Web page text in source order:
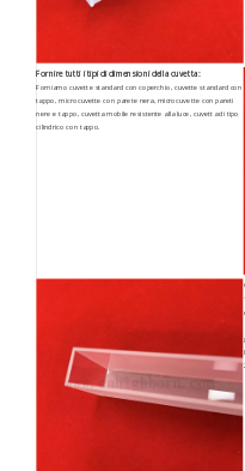
Fornire tutti i tipi di dimensioni della cuvetta:
Forniamo cuvette standard con coperchio, cuvette standard con
tappo, microcuvette con parete nera, microcuvette con pareti
nere e tappo, cuvetta mobile resistente alla luce, cuvetta di tipo
cilindrico con tappo.